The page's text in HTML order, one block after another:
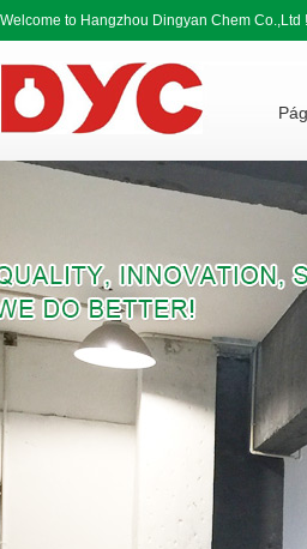
Welcome to Hangzhou Dingyan Chem Co.,Ltd !